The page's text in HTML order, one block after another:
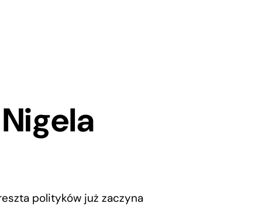
polityków już zaczyna